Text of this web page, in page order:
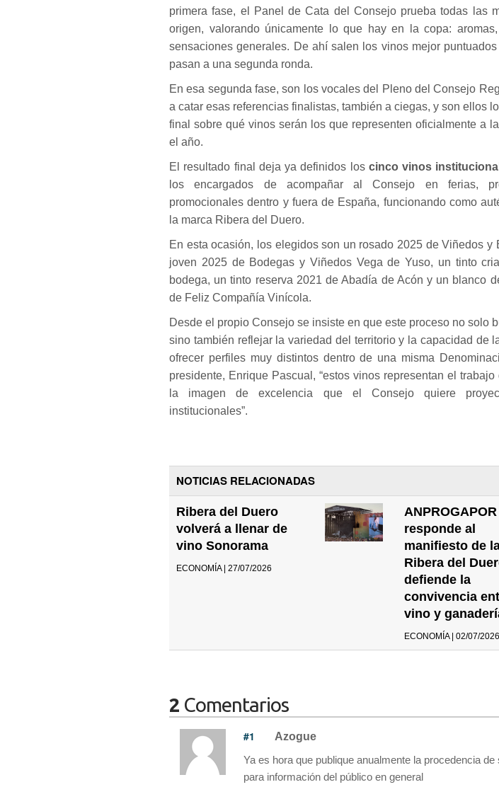
primera fase, el Panel de Cata del Consejo prueba todas las
origen, valorando únicamente lo que hay en la copa:
sensaciones generales. De ahí salen los vinos mejor
pasan a una segunda ronda.
En esa segunda fase, son los vocales del Pleno del Consejo
a catar esas referencias finalistas, también a ciegas, y son ellos
final sobre qué vinos serán los que representen oficialmente a
el año.
El resultado final deja ya definidos los cinco vinos
los encargados de acompañar al Consejo en ferias,
promocionales dentro y fuera de España, funcionando como
la marca Ribera del Duero.
En esta ocasión, los elegidos son un rosado 2025 de Viñedos y
joven 2025 de Bodegas y Viñedos Vega de Yuso, un tinto
bodega, un tinto reserva 2021 de Abadía de Acón y un blanco
de Feliz Compañía Vinícola.
Desde el propio Consejo se insiste en que este proceso no solo
sino también reflejar la variedad del territorio y la capacidad de
ofrecer perfiles muy distintos dentro de una misma
presidente, Enrique Pascual, “estos vinos representan el
la imagen de excelencia que el Consejo quiere
institucionales”.
NOTICIAS RELACIONADAS
Ribera del Duero
volverá a llenar de
vino Sonorama
ECONOMÍA | 27/07/2026
ANPROGAPOR
responde al
manifiesto de
Ribera del
defiende la
convivencia
vino y
ECONOMÍA | 02/07/2026
2 Comentarios
#1 Azogue
Ya es hora que publique anualmente la procedencia
para información del público en general